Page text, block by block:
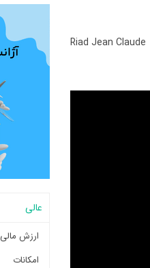
Riad Jean Claude
عالی
ارزش مالی
امکانات